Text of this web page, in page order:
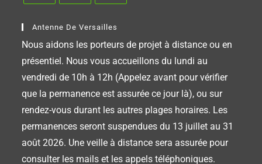
Antenne De Versailles
Nous aidons les porteurs de projet à distance ou en
présentiel. Nous vous accueillons du lundi au
vendredi de 10h à 12h (Appelez avant pour vérifier
que la permanence est assurée ce jour là), ou sur
rendez-vous durant les autres plages horaires. Les
permanences seront suspendues du 13 juillet au 31
août 2026. Une veille à distance sera assurée pour
consulter les mails et les appels téléphoniques.